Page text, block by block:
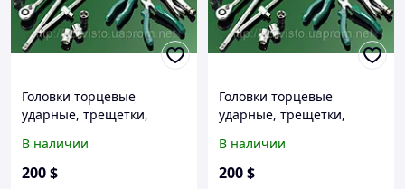
Головки торцевые
ударные, трещетки,
В наличии
200$
Головки торцевые
ударные, трещетки,
В наличии
200$